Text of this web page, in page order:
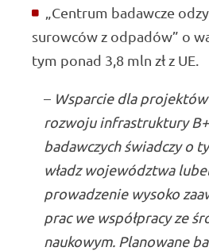
„Centrum badawcze
surowców z odpadów” o
tym ponad 3,8 mln zł z UE.
– Wsparcie dla
rozwoju infrastruktury
badawczych świadczy o
władz województwa
prowadzenie wysoko
prac we współpracy ze
naukowym. Planowane